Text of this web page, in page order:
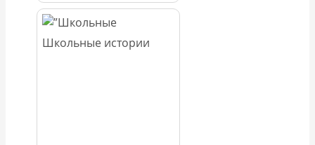
Школьные истории